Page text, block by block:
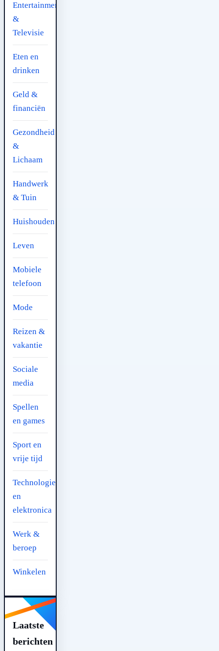
Entertainment
&
Televisie
Eten en
drinken
Geld &
financiën
Gezondheid
&
Lichaam
Handwerk
& Tuin
Huishouden
Leven
Mobiele
telefoon
Mode
Reizen &
vakantie
Sociale
media
Spellen
en games
Sport en
vrije tijd
Technologie
en
elektronica
Werk &
beroep
Winkelen
Laatste
berichten